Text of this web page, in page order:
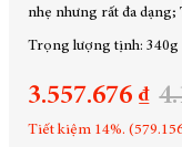
nhẹ nhưng rất đa dạng;
Trọng lượng tịnh: 340g
3.557.676 ₫
Tiết kiệm 14%.